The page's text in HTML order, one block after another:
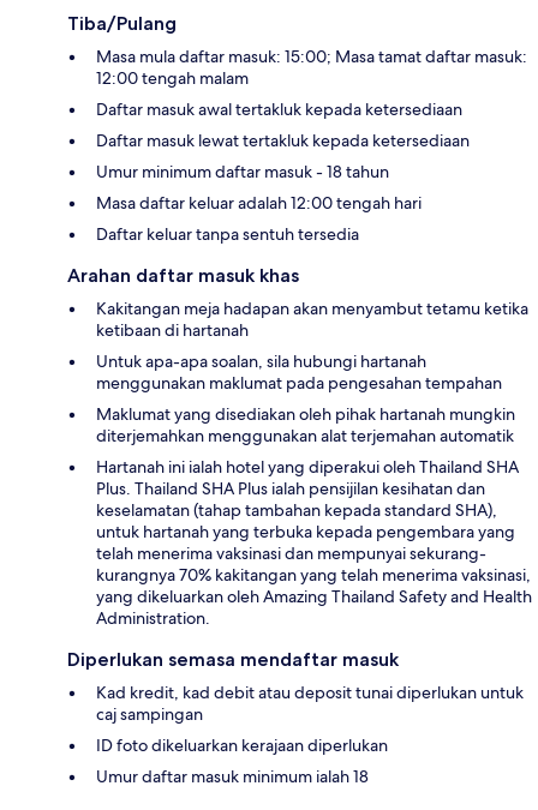
Tiba/Pulang
Masa mula daftar masuk: 15:00; Masa tamat daftar masuk:
12:00 tengah malam
Daftar masuk awal tertakluk kepada ketersediaan
Daftar masuk lewat tertakluk kepada ketersediaan
Umur minimum daftar masuk - 18 tahun
Masa daftar keluar adalah 12:00 tengah hari
Daftar keluar tanpa sentuh tersedia
Arahan daftar masuk khas
Kakitangan meja hadapan akan menyambut tetamu ketika
ketibaan di hartanah
Untuk apa-apa soalan, sila hubungi hartanah
menggunakan maklumat pada pengesahan tempahan
Maklumat yang disediakan oleh pihak hartanah mungkin
diterjemahkan menggunakan alat terjemahan automatik
Hartanah ini ialah hotel yang diperakui oleh Thailand SHA
Plus. Thailand SHA Plus ialah pensijilan kesihatan dan
keselamatan (tahap tambahan kepada standard SHA),
untuk hartanah yang terbuka kepada pengembara yang
telah menerima vaksinasi dan mempunyai sekurang-
kurangnya 70% kakitangan yang telah menerima vaksinasi,
yang dikeluarkan oleh Amazing Thailand Safety and Health
Administration.
Diperlukan semasa mendaftar masuk
Kad kredit, kad debit atau deposit tunai diperlukan untuk
caj sampingan
ID foto dikeluarkan kerajaan diperlukan
Umur daftar masuk minimum ialah 18